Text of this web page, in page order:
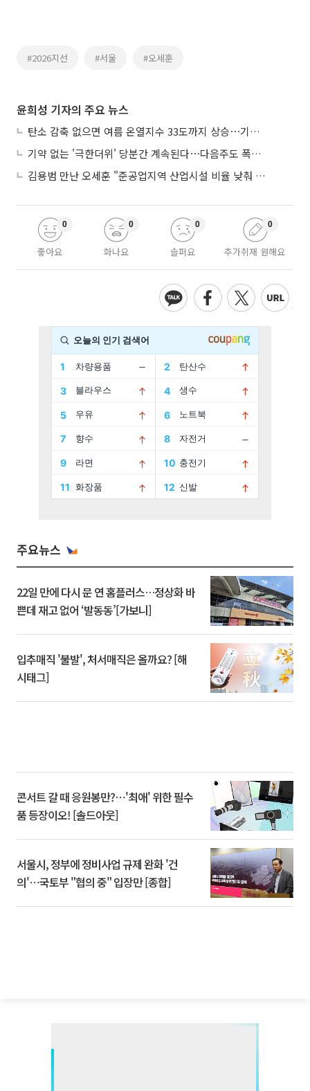
#2026지선 #서울 #오세훈
윤희성 기자의 주요 뉴스
탄소 감축 없으면 여름 온열지수 33도까지 상승⋯기상청, 2100년 미래전망
기약 없는 '극한더위' 당분간 계속된다⋯다음주도 폭염·열대야 지속
김용범 만난 오세훈 "준공업지역 산업시설 비율 낮춰 공급 늘려야"
좋아요
0
화나요
0
슬퍼요
0
추가취재 원해요
0
주요뉴스
22일 만에 다시 문 연 홈플러스…정상화 바
쁜데 재고 없어 ‘발동동’[가보니]
입추매직 '불발', 처서매직은 올까요? [해
시태그]
콘서트 갈 때 응원봉만?⋯'최애' 위한 필수
품 등장이오! [솔드아웃]
서울시, 정부에 정비사업 규제 완화 '건
의'⋯국토부 "협의 중" 입장만 [종합]